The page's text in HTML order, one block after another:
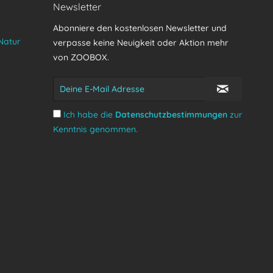
Newsletter
Abonniere den kostenlosen Newsletter und
verpasse keine Neuigkeit oder Aktion mehr
von ZOOBOX.
Ich habe die Datenschutzbestimmungen zur
Kenntnis genommen.